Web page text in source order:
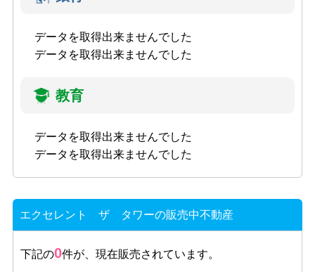
データを取得出来ませんでした
データを取得出来ませんでした
教育
データを取得出来ませんでした
データを取得出来ませんでした
エクセレント ザ タワーの販売中不動産
下記の0件が、現在販売されています。